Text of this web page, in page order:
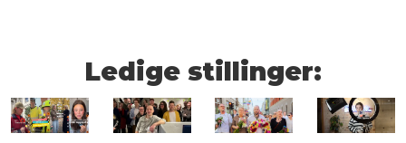
Ledige stillinger: